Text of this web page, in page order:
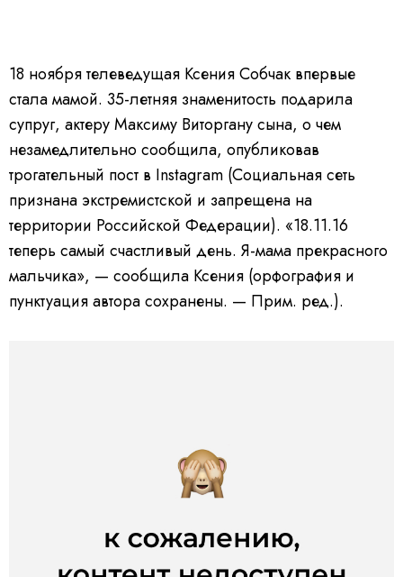
18 ноября телеведущая Ксения Собчак впервые
стала мамой. 35-летняя знаменитость подарила
супруг, актеру Максиму Виторгану сына, о чем
незамедлительно сообщила, опубликовав
трогательный пост в Instagram (Социальная сеть
признана экстремистской и запрещена на
территории Российской Федерации). «18.11.16
теперь самый счастливый день. Я-мама прекрасного
мальчика», — сообщила Ксения (орфография и
пунктуация автора сохранены. — Прим. ред.).